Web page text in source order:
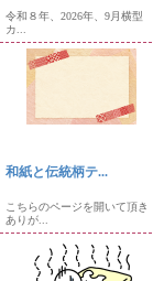
令和８年、2026年、9月横型
カ...
和紙と伝統柄テ...
こちらのページを開いて頂き
ありが...